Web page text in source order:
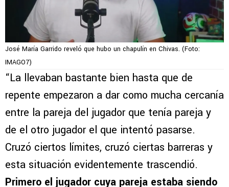
José María Garrido reveló que hubo un chapulín en Chivas. (Foto:
IMAGO7)
“La llevaban bastante bien hasta que de
repente empezaron a dar como mucha cercanía
entre la pareja del jugador que tenía pareja y
de el otro jugador el que intentó pasarse.
Cruzó ciertos límites, cruzó ciertas barreras y
esta situación evidentemente trascendió.
Primero el jugador cuya pareja estaba siendo